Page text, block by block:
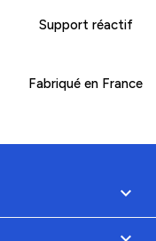
Support réactif
Fabriqué en France
